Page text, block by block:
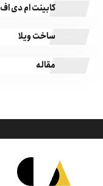
کابینت ام دی اف
ساخت ویلا
مقاله